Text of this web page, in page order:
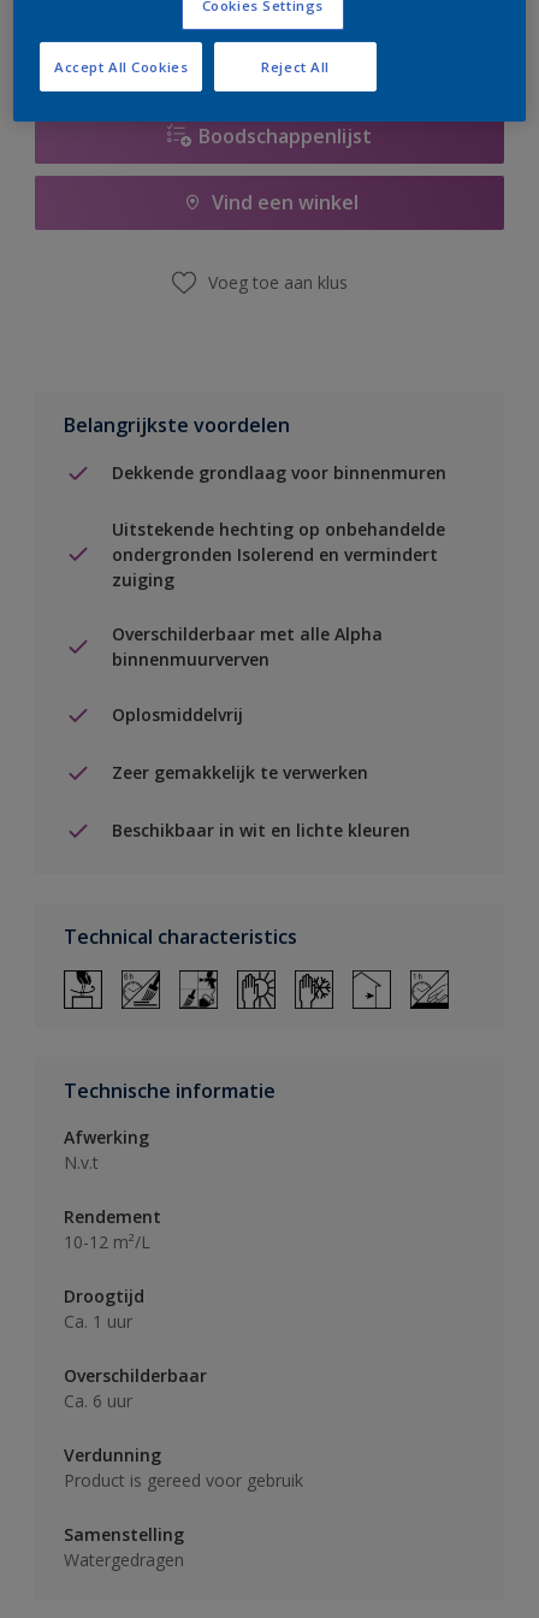
Boodschappenlijst
Vind een winkel
Voeg toe aan klus
Belangrijkste voordelen
Dekkende grondlaag voor binnenmuren
Uitstekende hechting op onbehandelde
ondergronden Isolerend en vermindert
zuiging
Overschilderbaar met alle Alpha
binnenmuurverven
Oplosmiddelvrij
Zeer gemakkelijk te verwerken
Beschikbaar in wit en lichte kleuren
Technical characteristics
Technische informatie
Afwerking
N.v.t
Rendement
10-12 m²/L
Droogtijd
Ca. 1 uur
Overschilderbaar
Ca. 6 uur
Verdunning
Product is gereed voor gebruik
Samenstelling
Watergedragen
Cookies Settings
Reject All
Accept All Cookies